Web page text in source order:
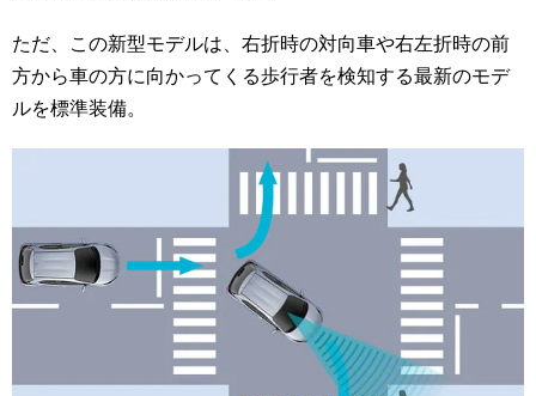
ただ、この新型モデルは、右折時の対向車や右左折時の前
方から車の方に向かってくる歩行者を検知する最新のモデ
ルを標準装備。